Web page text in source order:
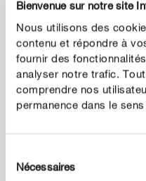
Bienvenue sur notre site
Nous utilisons des
contenu et répondre à
fournir des
analyser notre trafic.
comprendre nos
permanence dans le
duNécessaires
Bonne nouvelle, cette